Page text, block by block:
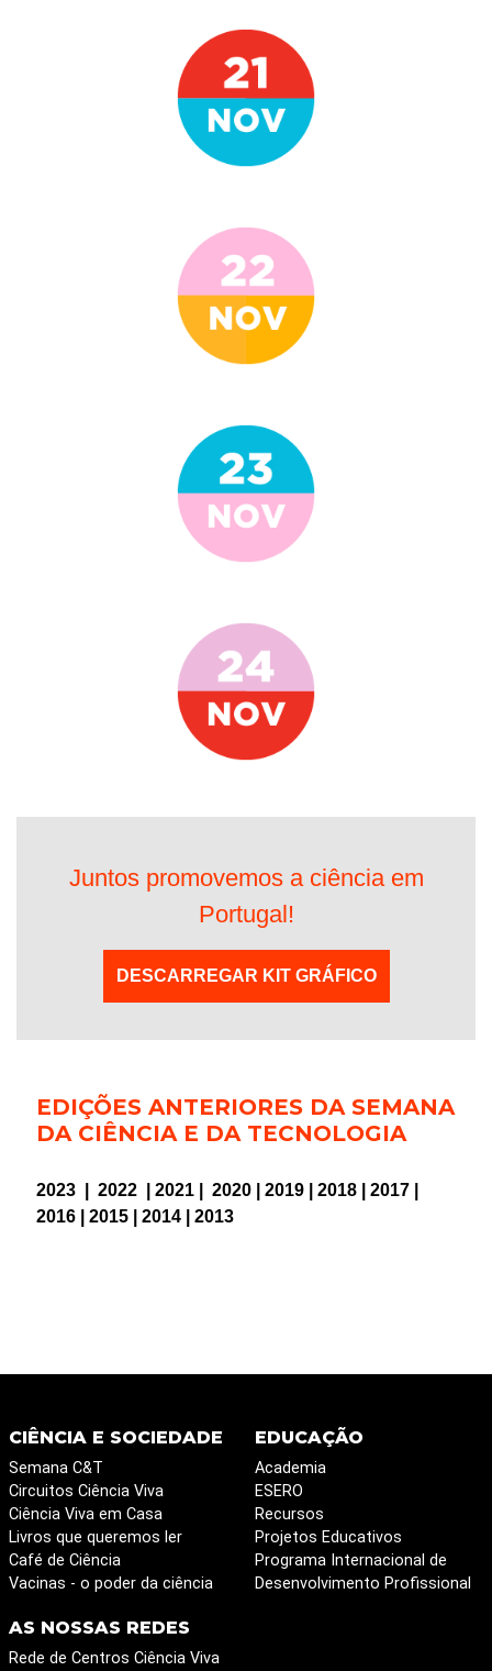
Juntos promovemos a ciência em
Portugal!
DESCARREGAR KIT GRÁFICO
EDIÇÕES ANTERIORES DA SEMANA
DA CIÊNCIA E DA TECNOLOGIA
2023 2022 2021 2020 2019 2018 2017
2016
2015 2014 2013
CIÊNCIA E SOCIEDADE
Semana C&T
Circuitos Ciência Viva
Ciência Viva em Casa
Livros que queremos ler
Café de Ciência
Vacinas - o poder da ciência
EDUCAÇÃO
Academia
ESERO
Recursos
Projetos Educativos
Programa Internacional de
Desenvolvimento Profissional
AS NOSSAS REDES
Rede de Centros Ciência Viva